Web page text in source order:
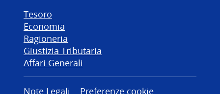
Tesoro
Economia
Ragioneria
Giustizia Tributaria
Affari Generali
Note Legali Preferenze cookie